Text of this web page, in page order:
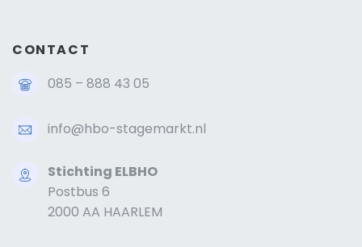
CONTACT
085 – 888 43 05
info@hbo-stagemarkt.nl
Stichting ELBHO
Postbus 6
2000 AA HAARLEM